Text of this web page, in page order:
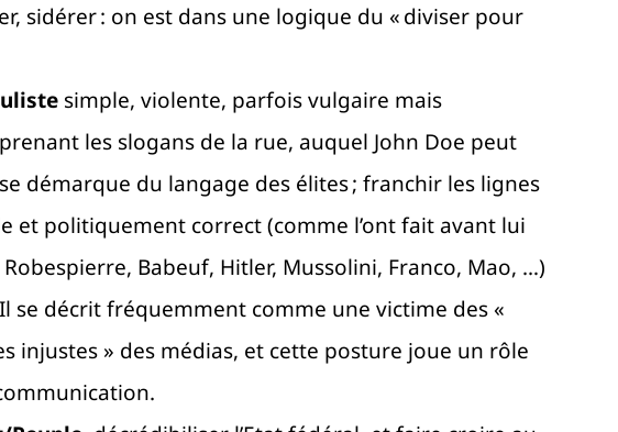
sidérer : on est dans une logique du « diviser pour
simple, violente, parfois vulgaire mais
les slogans de la rue, auquel John Doe peut
démarque du langage des élites ; franchir les lignes
et politiquement correct (comme l’ont fait avant lui
Babeuf, Hitler, Mussolini, Franco, Mao, …)
se décrit fréquemment comme une victime des «
injustes » des médias, et cette posture joue un rôle